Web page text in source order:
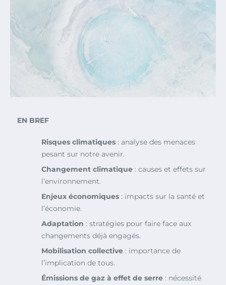
EN BREF
Risques climatiques : analyse des menaces
pesant sur notre avenir.
Changement climatique : causes et effets sur
l’environnement.
Enjeux économiques : impacts sur la santé et
l’économie.
Adaptation : stratégies pour faire face aux
changements déjà engagés.
Mobilisation collective : importance de
l’implication de tous.
Émissions de gaz à effet de serre : nécessité